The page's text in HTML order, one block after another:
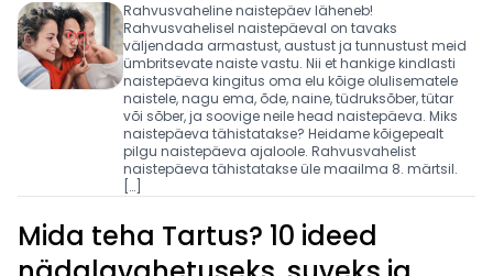
Rahvusvaheline naistepäev läheneb!
Rahvusvahelisel naistepäeval on tavaks
väljendada armastust, austust ja tunnustust meid
ümbritsevate naiste vastu. Nii et hankige kindlasti
naistepäeva kingitus oma elu kõige olulisematele
naistele, nagu ema, õde, naine, tüdruksõber, tütar
või sõber, ja soovige neile head naistepäeva. Miks
naistepäeva tähistatakse? Heidame kõigepealt
pilgu naistepäeva ajaloole. Rahvusvahelist
naistepäeva tähistatakse üle maailma 8. märtsil.
[…]
Mida teha Tartus? 10 ideed